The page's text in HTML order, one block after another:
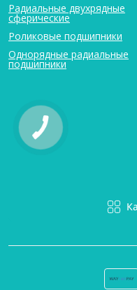
Радиальные двухрядные
сферические
Роликовые подшипники
Однорядные радиальные
подшипники